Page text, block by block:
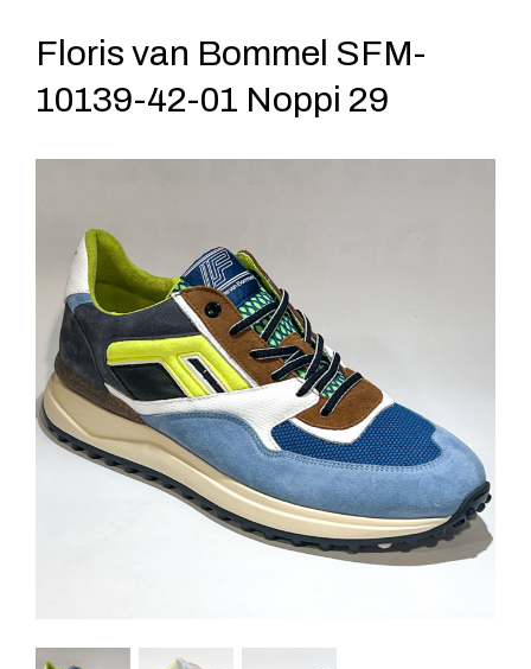
Floris van Bommel SFM-
10139-42-01 Noppi 29